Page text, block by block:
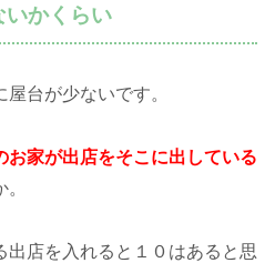
いかくらい
台が少ないです。
お家が出店をそこに出している
出店を入れると１０はあると思